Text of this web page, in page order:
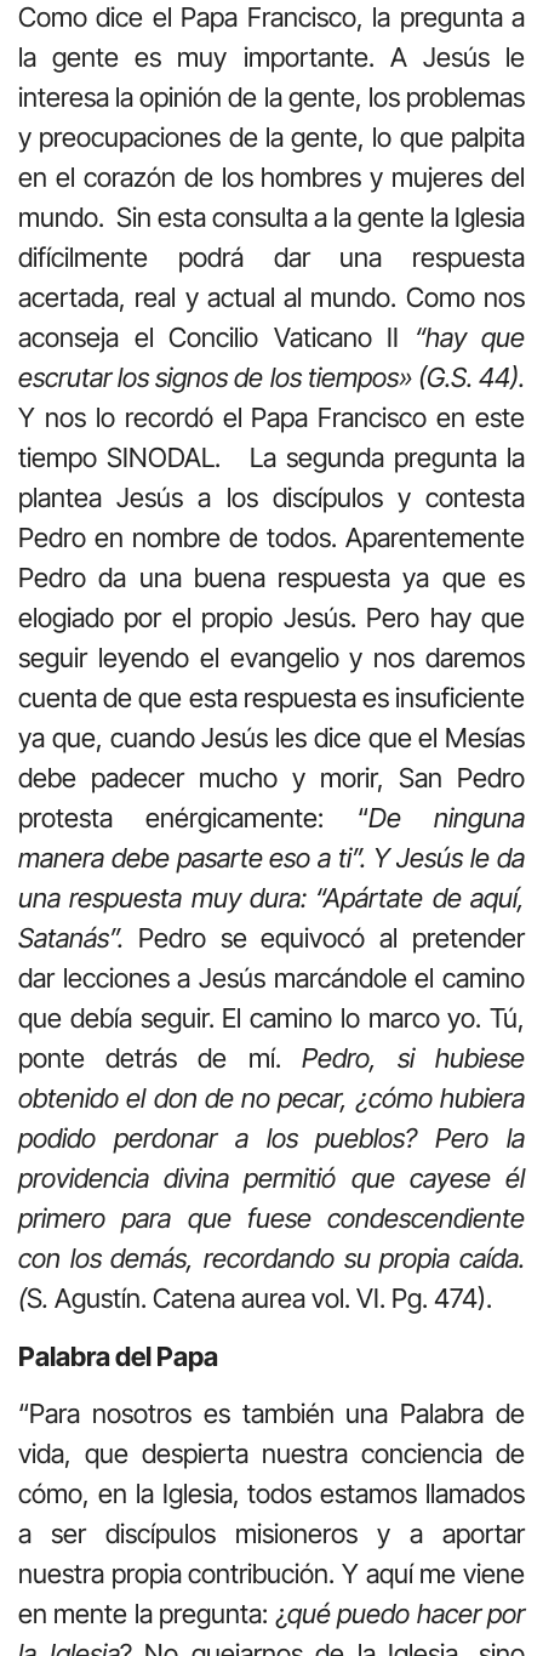
Como dice el Papa Francisco, la pregunta a
la gente es muy importante. A Jesús le
interesa la opinión de la gente, los problemas
y preocupaciones de la gente, lo que palpita
en el corazón de los hombres y mujeres del
mundo. Sin esta consulta a la gente la Iglesia
difícilmente podrá dar una respuesta
acertada, real y actual al mundo. Como nos
aconseja el Concilio Vaticano II “hay que
escrutar los signos de los tiempos» (G.S. 44).
Y nos lo recordó el Papa Francisco en este
tiempo SINODAL. La segunda pregunta la
plantea Jesús a los discípulos y contesta
Pedro en nombre de todos. Aparentemente
Pedro da una buena respuesta ya que es
elogiado por el propio Jesús. Pero hay que
seguir leyendo el evangelio y nos daremos
cuenta de que esta respuesta es insuficiente
ya que, cuando Jesús les dice que el Mesías
debe padecer mucho y morir, San Pedro
protesta enérgicamente: “De ninguna
manera debe pasarte eso a ti”. Y Jesús le da
una respuesta muy dura: “Apártate de aquí,
Satanás”. Pedro se equivocó al pretender
dar lecciones a Jesús marcándole el camino
que debía seguir. El camino lo marco yo. Tú,
ponte detrás de mí. Pedro, si hubiese
obtenido el don de no pecar, ¿cómo hubiera
podido perdonar a los pueblos? Pero la
providencia divina permitió que cayese él
primero para que fuese condescendiente
con los demás, recordando su propia caída.
(S. Agustín. Catena aurea vol. VI. Pg. 474).
Palabra del Papa
“Para nosotros es también una Palabra de
vida, que despierta nuestra conciencia de
cómo, en la Iglesia, todos estamos llamados
a ser discípulos misioneros y a aportar
nuestra propia contribución. Y aquí me viene
en mente la pregunta: ¿qué puedo hacer por